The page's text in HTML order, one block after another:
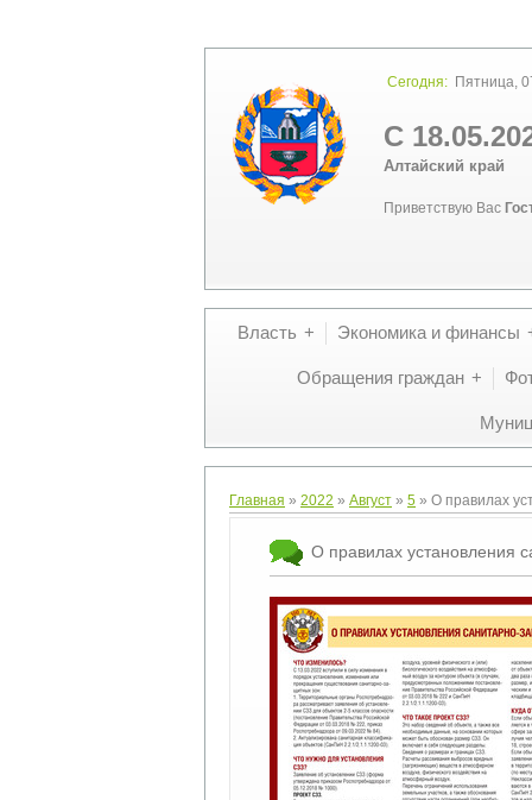
Сегодня: Пятница,
С
Алтайский край
Приветствую Вас
Власть Экономика и финансы
Обращения граждан
Главная » 2022 » Август » 5 » О правилах
О правилах установления